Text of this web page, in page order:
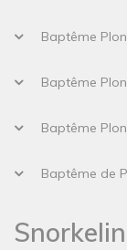
Baptême
Baptême
Baptême
Baptême de